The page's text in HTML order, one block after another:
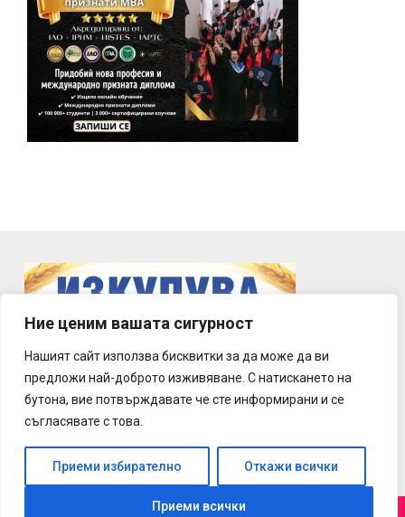
Ние ценим вашата сигурност
Нашият сайт използва бисквитки за да може да ви
предложи най-доброто изживяване. С натискането на
бутона, вие потвърждавате че сте информирани и се
съгласявате с това.
Приеми избирателно Откажи всички
Приеми всички